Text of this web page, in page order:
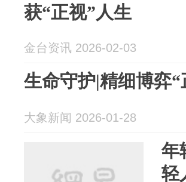
获“正视”人生
金台资讯 2026-02-03
生命守护|精细博弈“
大象新闻 2026-01-28
年
轻